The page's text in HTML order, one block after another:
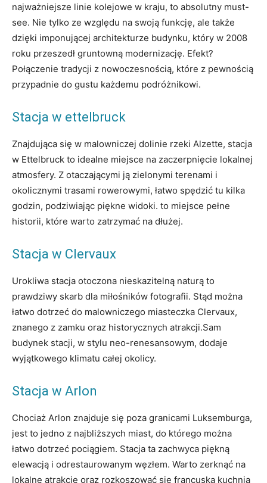
najważniejsze linie kolejowe w kraju, ⁣to absolutny must-
see. Nie tylko ⁢ze względu na⁣ swoją‌ funkcję, ale także
‍dzięki imponującej architekturze budynku, który w 2008
roku przeszedł gruntowną⁤ modernizację. ‌Efekt?
Połączenie ⁤tradycji ⁢z⁤ nowoczesnością, które z pewnością
przypadnie do gustu każdemu⁢ podróżnikowi.
Stacja w‍ ettelbruck
Znajdująca się‍ w malowniczej dolinie rzeki ‌Alzette,‌ stacja
w‌ Ettelbruck to idealne miejsce na zaczerpnięcie⁢ lokalnej
atmosfery. Z otaczającymi ją zielonymi terenami i
⁢okolicznymi⁢ trasami⁤ rowerowymi, łatwo⁢ spędzić tu kilka
godzin, podziwiając piękne widoki. to miejsce pełne
historii, które warto zatrzymać na dłużej.
Stacja w‌ Clervaux
Urokliwa stacja otoczona nieskazitelną naturą to
prawdziwy⁤ skarb⁤ dla miłośników fotografii. Stąd⁤ można
łatwo dotrzeć do malowniczego miasteczka Clervaux,
znanego ​z zamku ⁢oraz historycznych atrakcji.Sam
budynek stacji, ⁢w stylu neo-renesansowym, dodaje
wyjątkowego klimatu całej okolicy.
Stacja​ w Arlon
Chociaż Arlon ‌znajduje ‍się poza granicami Luksemburga,
jest to jedno z najbliższych miast, do którego można
łatwo dotrzeć pociągiem. Stacja ta zachwyca piękną
elewacją i ​odrestaurowanym ⁣węzłem. Warto zerknąć na
lokalne ⁤atrakcje ⁣oraz rozkoszować się francuską kuchnią